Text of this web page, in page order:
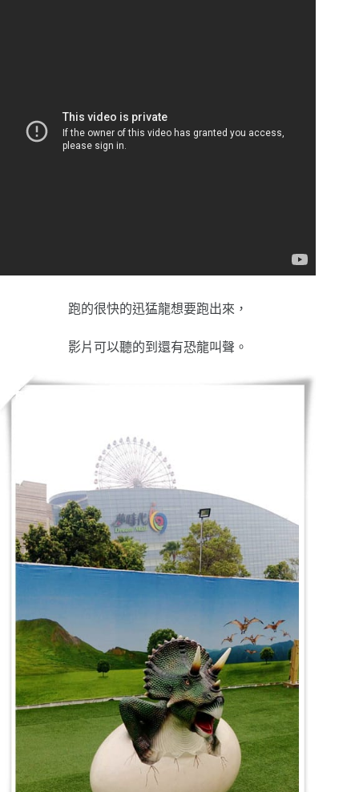
跑的很快的迅猛龍想要跑出來，
影片可以聽的到還有恐龍叫聲。